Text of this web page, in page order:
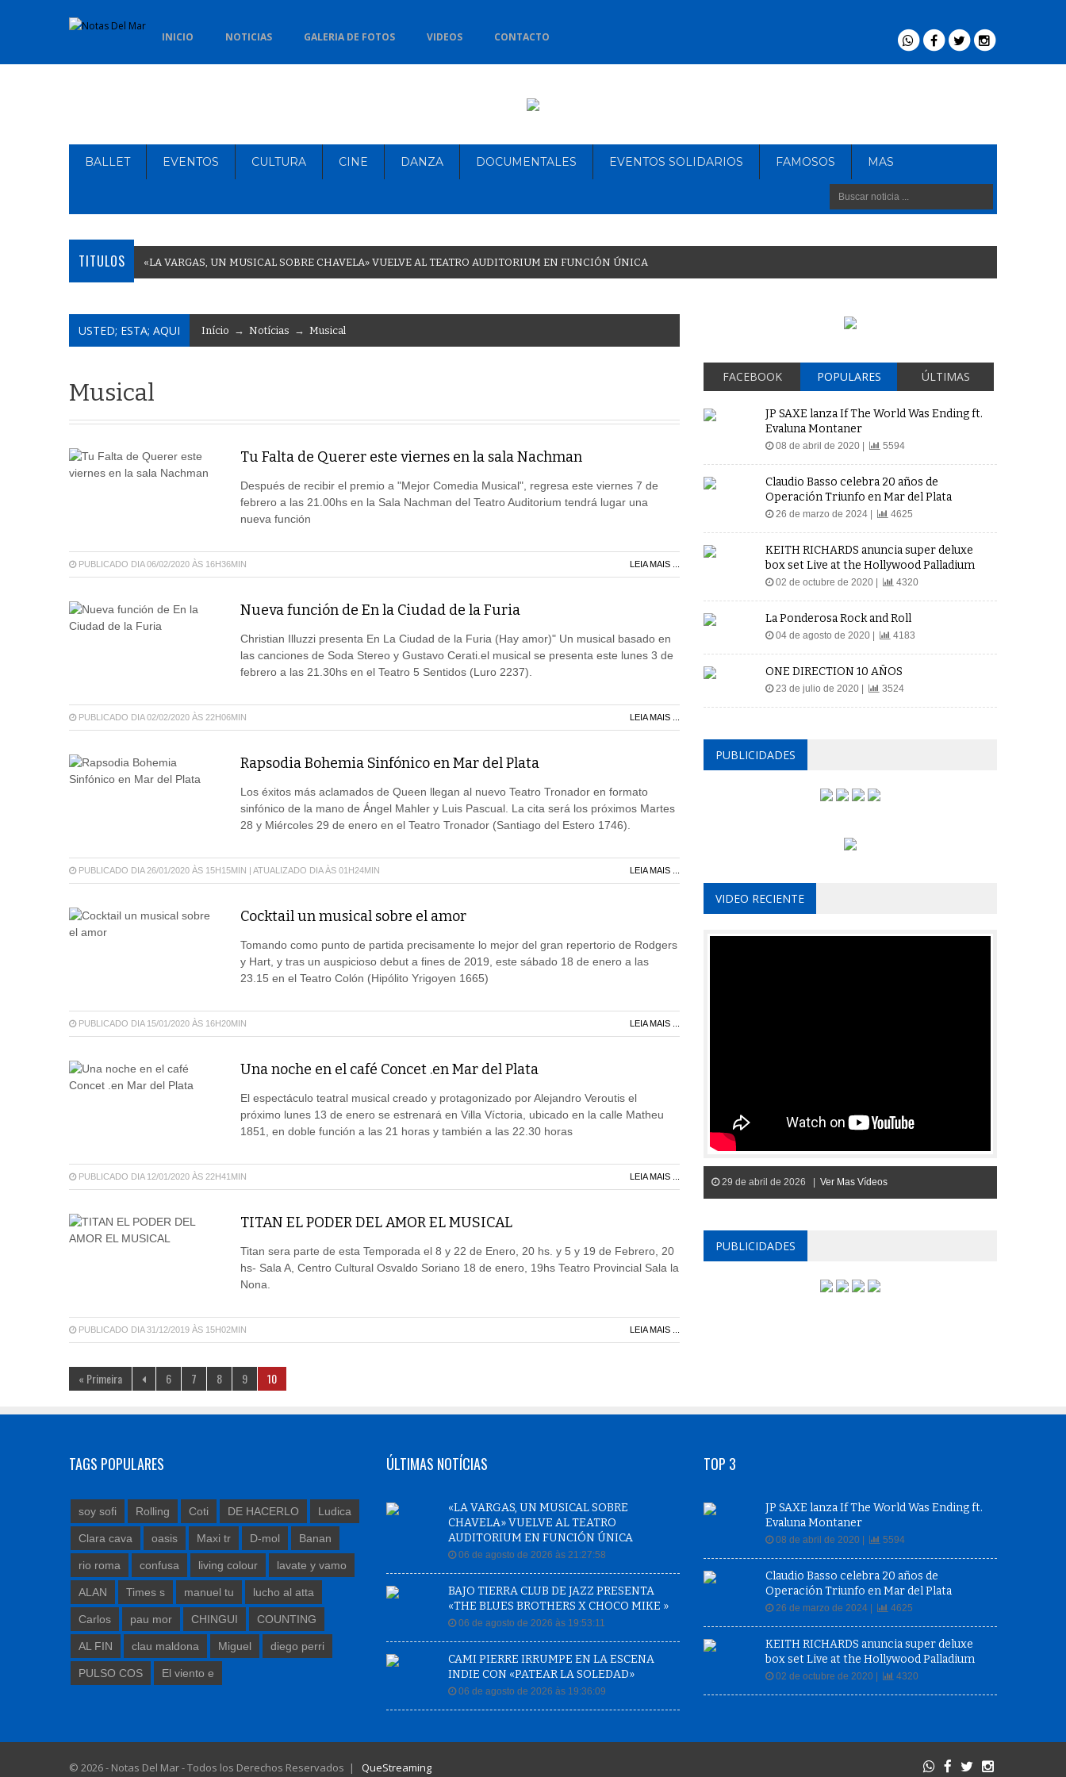
INICIO NOTICIAS GALERIA DE FOTOS VIDEOS CONTACTO
BALLET EVENTOS CULTURA CINE DANZA DOCUMENTALES EVENTOS SOLIDARIOS FAMOSOS MAS
TITULOS «LA VARGAS, UN MUSICAL SOBRE CHAVELA» VUELVE AL TEATRO AUDITORIUM EN FUNCIÓN ÚNICA
USTED; ESTA; AQUI Início → Notícias → Musical
Musical
Tu Falta de Querer este viernes en la sala Nachman
Después de recibir el premio a "Mejor Comedia Musical", regresa este viernes 7 de
febrero a las 21.00hs en la Sala Nachman del Teatro Auditorium tendrá lugar una
nueva función
PUBLICADO DIA 06/02/2020 ÀS 16H36MIN LEIA MAIS ...
Nueva función de En la Ciudad de la Furia
Christian Illuzzi presenta En La Ciudad de la Furia (Hay amor)" Un musical basado en
las canciones de Soda Stereo y Gustavo Cerati.el musical se presenta este lunes 3 de
febrero a las 21.30hs en el Teatro 5 Sentidos (Luro 2237).
PUBLICADO DIA 02/02/2020 ÀS 22H06MIN LEIA MAIS ...
Rapsodia Bohemia Sinfónico en Mar del Plata
Los éxitos más aclamados de Queen llegan al nuevo Teatro Tronador en formato
sinfónico de la mano de Ángel Mahler y Luis Pascual. La cita será los próximos Martes
28 y Miércoles 29 de enero en el Teatro Tronador (Santiago del Estero 1746).
PUBLICADO DIA 26/01/2020 ÀS 15H15MIN | ATUALIZADO DIA ÀS 01H24MIN LEIA MAIS ...
Cocktail un musical sobre el amor
Tomando como punto de partida precisamente lo mejor del gran repertorio de Rodgers
y Hart, y tras un auspicioso debut a fines de 2019, este sábado 18 de enero a las
23.15 en el Teatro Colón (Hipólito Yrigoyen 1665)
PUBLICADO DIA 15/01/2020 ÀS 16H20MIN LEIA MAIS ...
Una noche en el café Concet .en Mar del Plata
El espectáculo teatral musical creado y protagonizado por Alejandro Veroutis el
próximo lunes 13 de enero se estrenará en Villa Víctoria, ubicado en la calle Matheu
1851, en doble función a las 21 horas y también a las 22.30 horas
PUBLICADO DIA 12/01/2020 ÀS 22H41MIN LEIA MAIS ...
TITAN EL PODER DEL AMOR EL MUSICAL
Titan sera parte de esta Temporada el 8 y 22 de Enero, 20 hs. y 5 y 19 de Febrero, 20
hs- Sala A, Centro Cultural Osvaldo Soriano 18 de enero, 19hs Teatro Provincial Sala la
Nona.
PUBLICADO DIA 31/12/2019 ÀS 15H02MIN LEIA MAIS ...
« Primeira 6 7 8 9 10
FACEBOOK POPULARES ÚLTIMAS
JP SAXE lanza If The World Was Ending ft.
Evaluna Montaner
08 de abril de 2020 | 5594
Claudio Basso celebra 20 años de
Operación Triunfo en Mar del Plata
26 de marzo de 2024 | 4625
KEITH RICHARDS anuncia super deluxe
box set Live at the Hollywood Palladium
02 de octubre de 2020 | 4320
La Ponderosa Rock and Roll
04 de agosto de 2020 | 4183
ONE DIRECTION 10 AÑOS
23 de julio de 2020 | 3524
PUBLICIDADES
VIDEO RECIENTE
29 de abril de 2026 | Ver Mas Vídeos
PUBLICIDADES
TAGS POPULARES
soy sofi Rolling Coti DE HACERLO Ludica
Clara cava oasis Maxi tr D-mol Banan
rio roma confusa living colour lavate y vamo
ALAN Times s manuel tu lucho al atta
Carlos pau mor CHINGUI COUNTING
AL FIN clau maldona Miguel diego perri
PULSO COS El viento e
ÚLTIMAS NOTÍCIAS
«LA VARGAS, UN MUSICAL SOBRE
CHAVELA» VUELVE AL TEATRO
AUDITORIUM EN FUNCIÓN ÚNICA
06 de agosto de 2026 às 21:27:58
BAJO TIERRA CLUB DE JAZZ PRESENTA
«THE BLUES BROTHERS X CHOCO MIKE »
06 de agosto de 2026 às 19:53:11
CAMI PIERRE IRRUMPE EN LA ESCENA
INDIE CON «PATEAR LA SOLEDAD»
06 de agosto de 2026 às 19:36:09
TOP 3
JP SAXE lanza If The World Was Ending ft.
Evaluna Montaner
08 de abril de 2020 | 5594
Claudio Basso celebra 20 años de
Operación Triunfo en Mar del Plata
26 de marzo de 2024 | 4625
KEITH RICHARDS anuncia super deluxe
box set Live at the Hollywood Palladium
02 de octubre de 2020 | 4320
© 2026 - Notas Del Mar - Todos los Derechos Reservados | QueStreaming